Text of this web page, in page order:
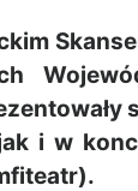
i w